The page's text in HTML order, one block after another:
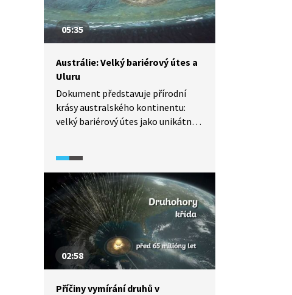
05:35
Austrálie: Velký bariérový útes a
Uluru
Dokument představuje přírodní
krásy australského kontinentu:
velký bariérový útes jako unikátní
kultur – Aboriginců.
02:58
Příčiny vymírání druhů v